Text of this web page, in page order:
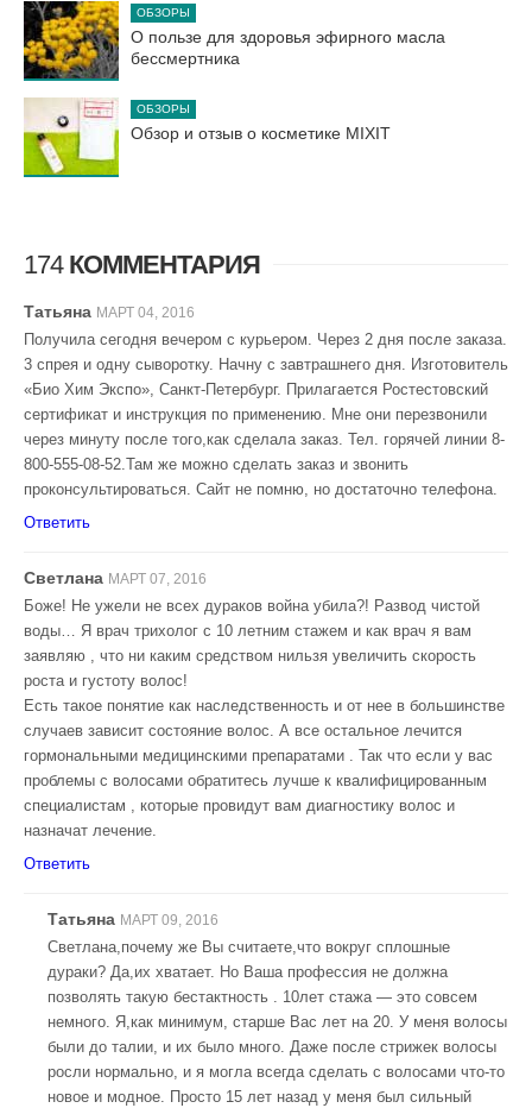
ОБЗОРЫ
О пользе для здоровья эфирного масла
бессмертника
ОБЗОРЫ
Обзор и отзыв о косметике MIXIT
174 КОММЕНТАРИЯ
Татьяна МАРТ 04, 2016
Получила сегодня вечером с курьером. Через 2 дня после заказа.
3 спрея и одну сыворотку. Начну с завтрашнего дня. Изготовитель
«Био Хим Экспо», Санкт-Петербург. Прилагается Ростестовский
сертификат и инструкция по применению. Мне они перезвонили
через минуту после того,как сделала заказ. Тел. горячей линии 8-
800-555-08-52.Там же можно сделать заказ и звонить
проконсультироваться. Сайт не помню, но достаточно телефона.
Ответить
Светлана МАРТ 07, 2016
Боже! Не ужели не всех дураков война убила?! Развод чистой
воды… Я врач трихолог с 10 летним стажем и как врач я вам
заявляю , что ни каким средством нильзя увеличить скорость
роста и густоту волос!
Есть такое понятие как наследственность и от нее в большинстве
случаев зависит состояние волос. А все остальное лечится
гормональными медицинскими препаратами . Так что если у вас
проблемы с волосами обратитесь лучше к квалифицированным
специалистам , которые провидут вам диагностику волос и
назначат лечение.
Ответить
Татьяна МАРТ 09, 2016
Светлана,почему же Вы считаете,что вокруг сплошные
дураки? Да,их хватает. Но Ваша профессия не должна
позволять такую бестактность . 10лет стажа — это совсем
немного. Я,как минимум, старше Вас лет на 20. У меня волосы
были до талии, и их было много. Даже после стрижек волосы
росли нормально, и я могла всегда сделать с волосами что-то
новое и модное. Просто 15 лет назад у меня был сильный